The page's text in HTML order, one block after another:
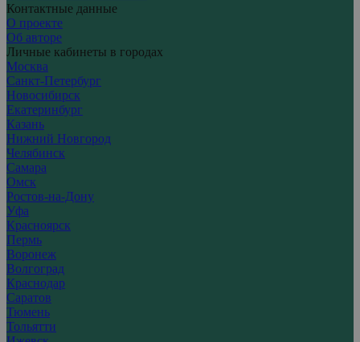
Контактные данные
О проекте
Об авторе
Личные кабинеты в городах
Москва
Санкт-Петербург
Новосибирск
Екатеринбург
Казань
Нижний Новгород
Челябинск
Самара
Омск
Ростов-на-Дону
Уфа
Красноярск
Пермь
Воронеж
Волгоград
Краснодар
Саратов
Тюмень
Тольятти